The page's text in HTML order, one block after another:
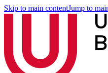
Skip to main contentJump to